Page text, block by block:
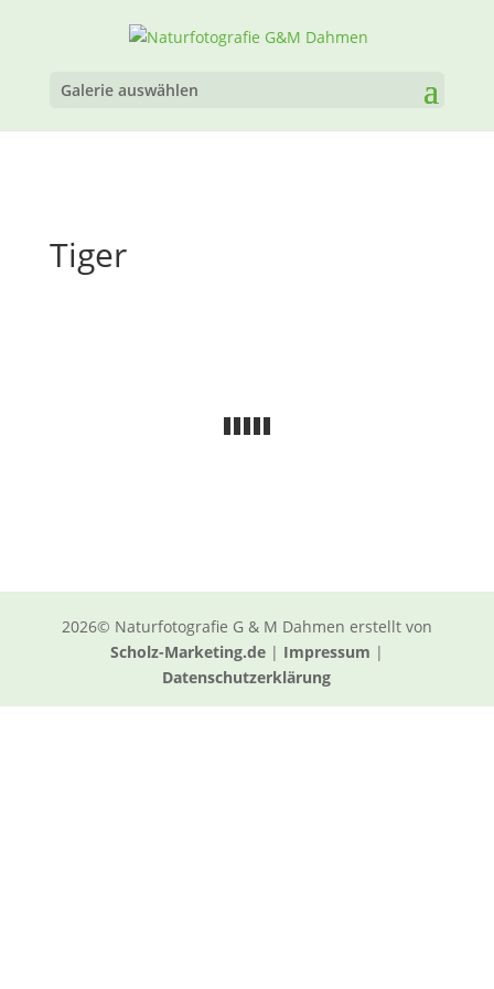
Galerie auswählen
Tiger
2026© Naturfotografie G & M Dahmen erstellt von
Scholz-Marketing.de| Impressum |
Datenschutzerklärung